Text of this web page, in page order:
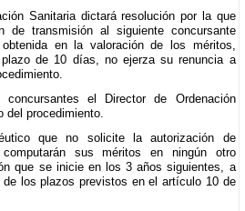
Sanitaria dictará resolución por la que
de transmisión al siguiente concursante
en la valoración de los méritos,
de 10 días, no ejerza su renuncia a
el Director de Ordenación
del procedimiento.
que no solicite la autorización de
sus méritos en ningún otro
que se inicie en los 3 años siguientes, a
los plazos previstos en el artículo 10 de